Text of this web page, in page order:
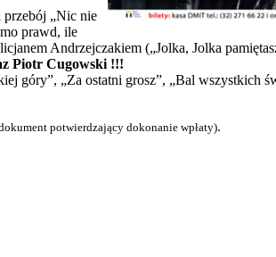
przebój „Nic nie
prawd, ile
Andrzejczakiem („Jolka, Jolka
Piotr Cugowski !!!
góry”, „Za ostatni grosz”, „Bal wszystkich
potwierdzający dokonanie wpłaty).